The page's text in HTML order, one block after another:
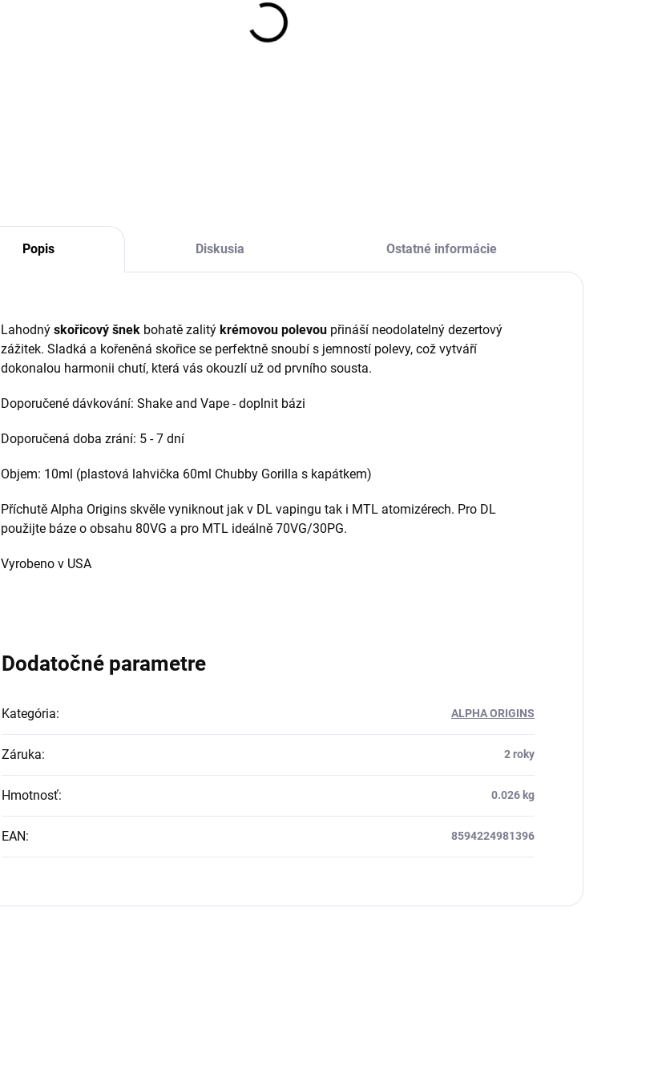
cena:
Popis Diskusia Ostatné informácie
Lahodný skořicový šnek bohatě zalitý krémovou polevou přináší neodolatelný dezertový
zážitek. Sladká a kořeněná skořice se perfektně snoubí s jemností polevy, což vytváří
dokonalou harmonii chutí, která vás okouzlí už od prvního sousta.
Doporučené dávkování: Shake and Vape - doplnit bázi
Doporučená doba zrání: 5 - 7 dní
Objem: 10ml (plastová lahvička 60ml Chubby Gorilla s kapátkem)
Příchutě Alpha Origins skvěle vyniknout jak v DL vapingu tak i MTL atomizérech. Pro DL
použijte báze o obsahu 80VG a pro MTL ideálně 70VG/30PG.
Vyrobeno v USA
Dodatočné parametre
Kategória: ALPHA ORIGINS
Záruka: 2 roky
Hmotnosť: 0.026 kg
EAN: 8594224981396